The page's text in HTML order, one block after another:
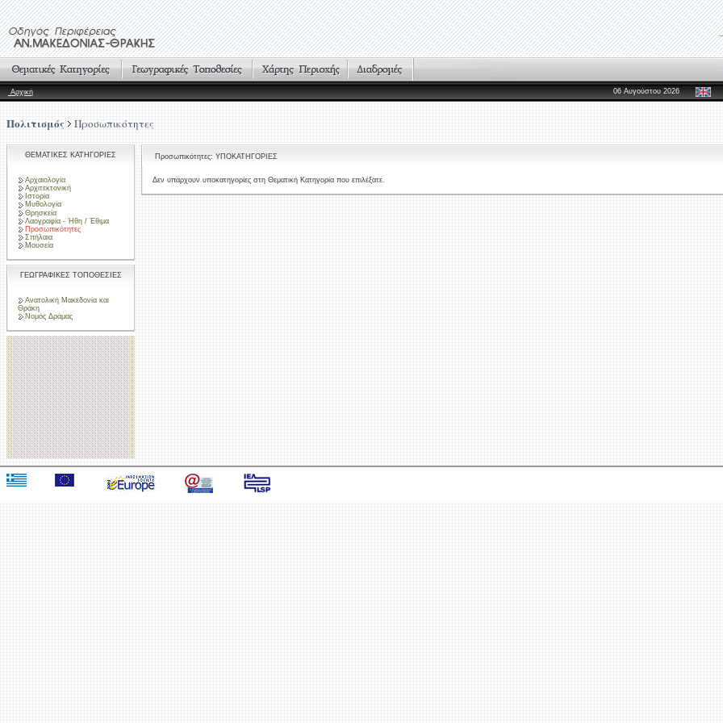
Αρχική 06 Αυγούστου 2026
Πολιτισμός Προσωπικότητες
ΘΕΜΑΤΙΚΕΣ ΚΑΤΗΓΟΡΙΕΣ
Αρχαιολογία
Αρχιτεκτονική
Ιστορία
Μυθολογία
Θρησκεία
Λαογραφία - Ήθη / Έθιμα
Προσωπικότητες
Σπήλαια
Μουσεία
ΓΕΩΓΡΑΦΙΚΕΣ ΤΟΠΟΘΕΣΙΕΣ
Ανατολική Μακεδονία και
Θράκη
Νομός Δράμας
Προσωπικότητες: ΥΠΟΚΑΤΗΓΟΡΙΕΣ
Δεν υπάρχουν υποκατηγορίες στη Θεματική Κατηγορία που επιλέξατε.